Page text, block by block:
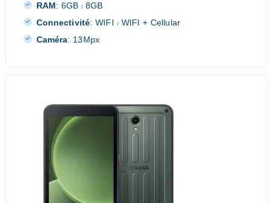
RAM: 6GB/ 8GB
Connectivité: WIFI /WIFI + Cellular
Caméra: 13Mpx